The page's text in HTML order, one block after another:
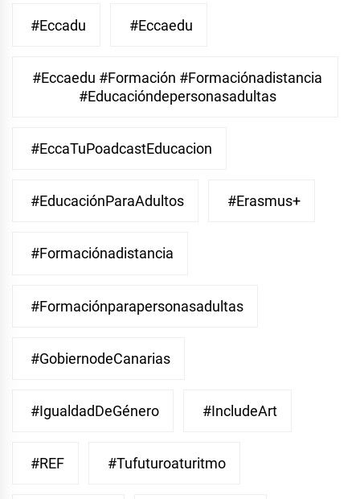
#eccadu #eccaedu
#eccaedu #formación #formaciónadistancia
#educacióndepersonasadultas
#EccaTuPoadcastEducacion
#EducaciónParaAdultos #Erasmus+
#Formaciónadistancia
#Formaciónparapersonasadultas
#GobiernodeCanarias
#IgualdadDeGénero #IncludeArt
#REF #Tufuturoaturitmo